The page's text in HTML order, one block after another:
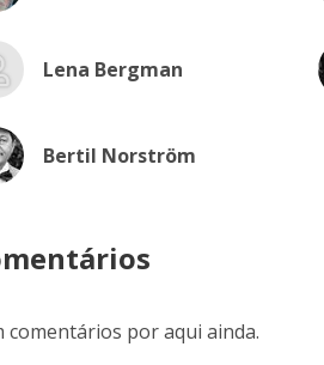
Lena Bergman
Bertil Norström
comentários por aqui ainda.